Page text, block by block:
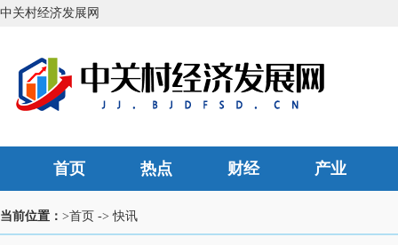
中关村经济发展网
首页 热点 财经 产业
当前位置： >首页 ->快讯